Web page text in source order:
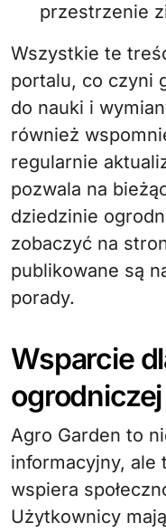
przestrzenie
Wszystkie te
portalu, co czyni
do nauki i
również
regularnie
pozwala na
dziedzinie
zobaczyć na
publikowane są
porady.
Wsparcie
ogrodniczej
Agro Garden to
informacyjny, ale
wspiera
Użytkownicy